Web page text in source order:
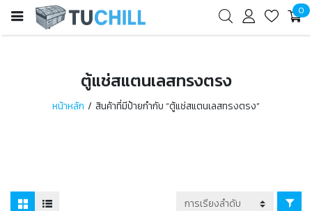
0
ตู้แช่สแตนเลสทรงตรง
หน้าหลัก สินค้าที่มีป้ายกำกับ “ตู้แช่สแตนเลสทรงตรง”